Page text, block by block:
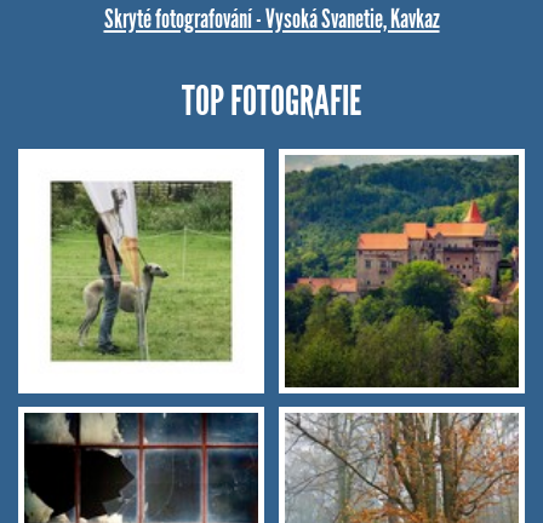
Skryté fotografování - Vysoká Svanetie, Kavkaz
TOP FOTOGRAFIE